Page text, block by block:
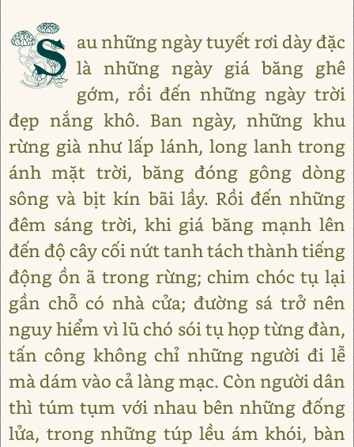
S au những ngày tuyết rơi dày đặc
là những ngày giá băng ghê
gớm, rồi đến những ngày trời
đẹp nắng khô. Ban ngày, những khu
rừng già như lấp lánh, long lanh trong
ánh mặt trời, băng đóng gông dòng
sông và bịt kín bãi lầy. Rồi đến những
đêm sáng trời, khi giá băng mạnh lên
đến độ cây cối nứt tanh tách thành tiếng
động ồn ã trong rừng; chim chóc tụ lại
gần chỗ có nhà cửa; đường sá trở nên
nguy hiểm vì lũ chó sói tụ họp từng đàn,
tấn công không chỉ những người đi lễ
mà dám vào cả làng mạc. Còn người dân
thì túm tụm với nhau bên những đống
lửa, trong những túp lều ám khói, bàn